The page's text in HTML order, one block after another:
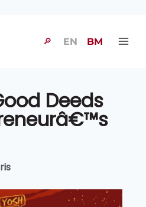
🔎 EN BM
Deeds